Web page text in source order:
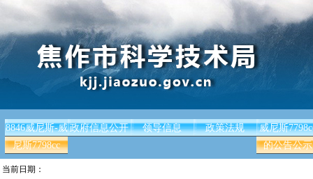
8846威尼斯-威
尼斯7798cc
政府信息公开 领导信息 政策法规
威尼斯
的公告公示
当前日期：